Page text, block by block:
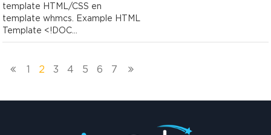
template HTML/CSS en
template whmcs. Example HTML
Template <!DOC...
1 2 3 4 5 6 7